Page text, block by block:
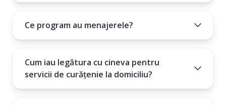
pentru nevoile tale.
Plătești un abonament lunar, trimestrial sau anual.
Ce program au menajerele?
Cum iau legătura cu cineva pentru
servicii de curățenie la domiciliu?